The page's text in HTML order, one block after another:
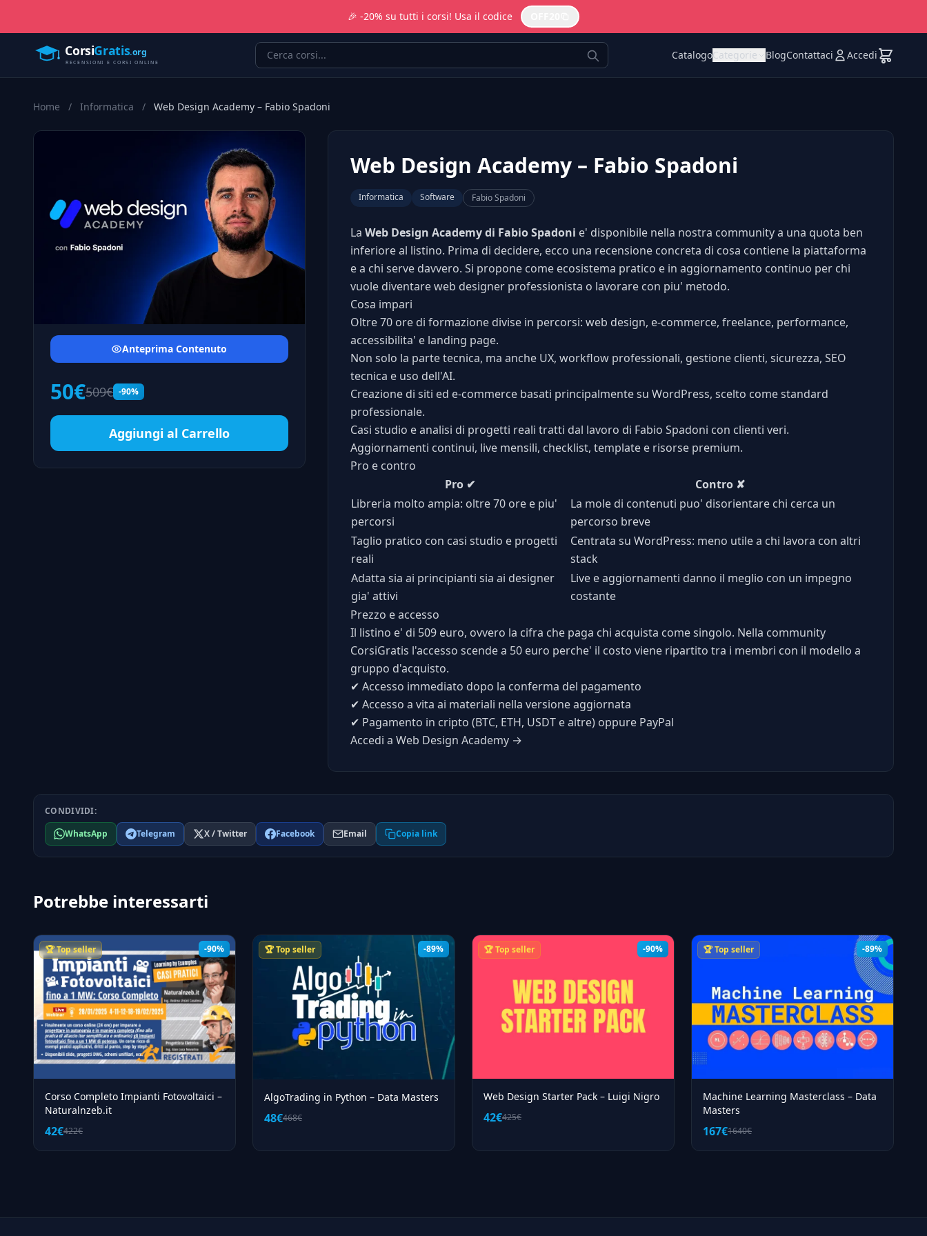
🎉 -20% su tutti i corsi! Usa il codice
CatalogoCategorie BlogContattaci Accedi
Home / Informatica / Web Design Academy – Fabio Spadoni
Anteprima Contenuto
50€509€ -90%
Aggiungi al Carrello
Web Design Academy – Fabio Spadoni
Informatica Software Fabio Spadoni
La Web Design Academy di Fabio Spadoni e' disponibile nella nostra community a una quota ben
inferiore al listino. Prima di decidere, ecco una recensione concreta di cosa contiene la piattaforma
e a chi serve davvero. Si propone come ecosistema pratico e in aggiornamento continuo per chi
vuole diventare web designer professionista o lavorare con piu' metodo.
Cosa impari
Oltre 70 ore di formazione divise in percorsi: web design, e-commerce, freelance, performance,
accessibilita' e landing page.
Non solo la parte tecnica, ma anche UX, workflow professionali, gestione clienti, sicurezza, SEO
tecnica e uso dell'AI.
Creazione di siti ed e-commerce basati principalmente su WordPress, scelto come standard
professionale.
Casi studio e analisi di progetti reali tratti dal lavoro di Fabio Spadoni con clienti veri.
Aggiornamenti continui, live mensili, checklist, template e risorse premium.
Pro e contro
Pro ✔ Contro ✘
Libreria molto ampia: oltre 70 ore e piu'
percorsi
La mole di contenuti puo' disorientare chi cerca un
percorso breve
Taglio pratico con casi studio e progetti
reali
Centrata su WordPress: meno utile a chi lavora con altri
stack
Adatta sia ai principianti sia ai designer
gia' attivi
Live e aggiornamenti danno il meglio con un impegno
costante
Prezzo e accesso
Il listino e' di 509 euro, ovvero la cifra che paga chi acquista come singolo. Nella community
CorsiGratis l'accesso scende a 50 euro perche' il costo viene ripartito tra i membri con il modello a
gruppo d'acquisto.
✔ Accesso immediato dopo la conferma del pagamento
✔ Accesso a vita ai materiali nella versione aggiornata
✔ Pagamento in cripto (BTC, ETH, USDT e altre) oppure PayPal
Accedi a Web Design Academy →
CONDIVIDI:
WhatsApp
Telegram X / Twitter Facebook Email Copia link
Potrebbe interessarti
-90%
🏆 Top seller
Corso Completo Impianti Fotovoltaici –
Naturalnzeb.it
42€422€
-89%
🏆 Top seller
AlgoTrading in Python – Data Masters
48€468€
-90%
🏆 Top seller
Web Design Starter Pack – Luigi Nigro
42€425€
-89%
🏆 Top seller
Machine Learning Masterclass – Data
Masters
167€1640€